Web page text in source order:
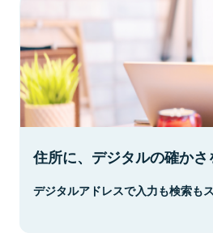
住所に、デジタルの確かさ
デジタルアドレスで入力も検索もス